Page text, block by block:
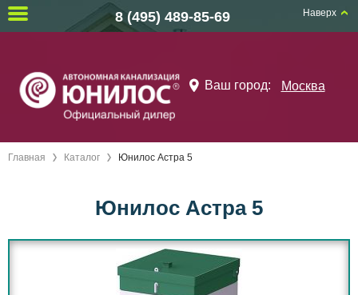
Ваш город: Москва
Главная Каталог Юнилос Астра 5
Юнилос Астра 5
Наверх
8 (495) 489-85-69